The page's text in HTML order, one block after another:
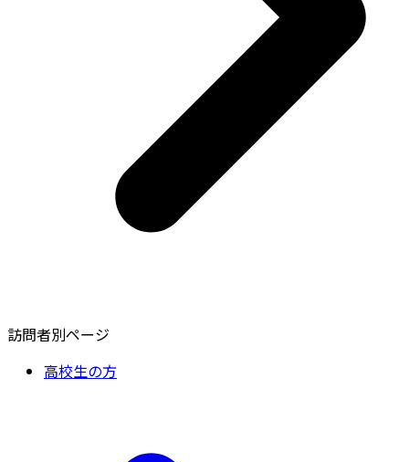
訪問者別ページ
高校生の方